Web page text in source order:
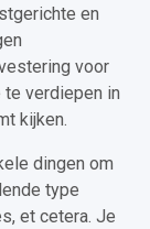
en
voor
te verdiepen in
kijken.
dingen om
type
et cetera. Je